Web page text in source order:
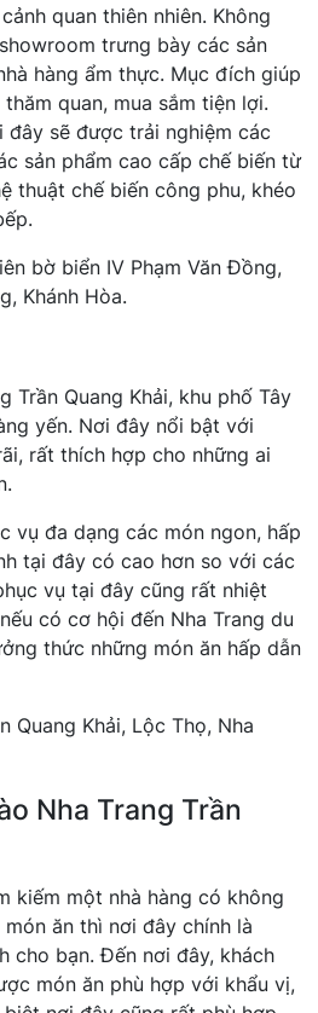
quan thiên nhiên. Không
trưng bày các sản
hàng ẩm thực. Mục đích giúp
quan, mua sắm tiện lợi.
đây sẽ được trải nghiệm các
sản phẩm cao cấp chế biến từ
thuật chế biến công phu, khéo
bờ biển IV Phạm Văn Đồng,
Khánh Hòa.
Trần Quang Khải, khu phố Tây
yến. Nơi đây nổi bật với
rất thích hợp cho những ai
vụ đa dạng các món ngon, hấp
tại đây có cao hơn so với các
vụ tại đây cũng rất nhiệt
có cơ hội đến Nha Trang du
thức những món ăn hấp dẫn
Quang Khải, Lộc Thọ, Nha
Nha Trang Trần
kiếm một nhà hàng có không
ăn thì nơi đây chính là
cho bạn. Đến nơi đây, khách
món ăn phù hợp với khẩu vị,